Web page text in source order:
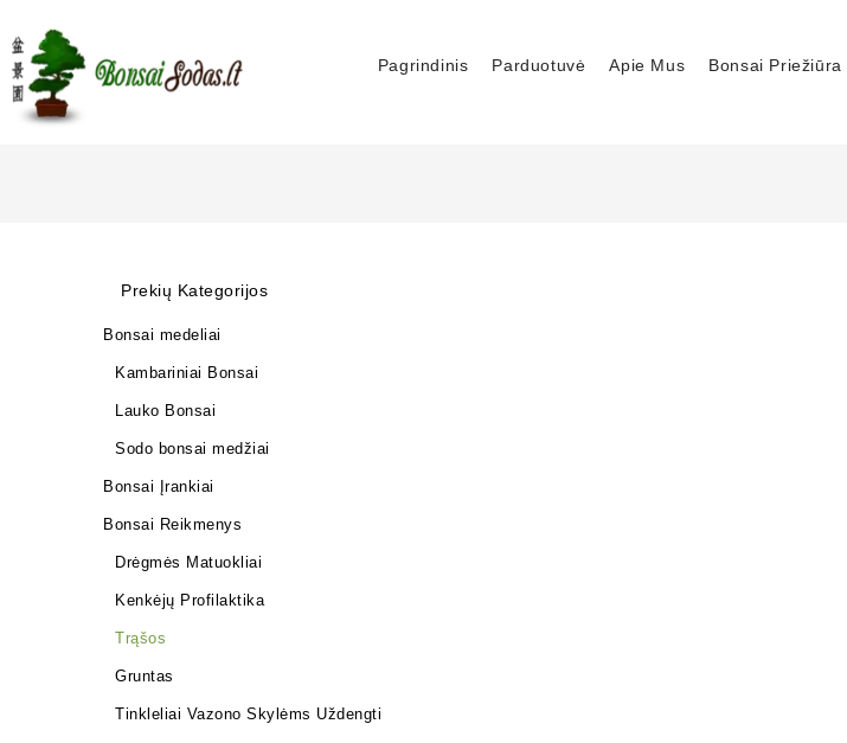
Pagrindinis Parduotuvė Apie Mus Bonsai Priežiūra
Prekių Kategorijos
Bonsai medeliai
Kambariniai Bonsai
Lauko Bonsai
Sodo bonsai medžiai
Bonsai Įrankiai
Bonsai Reikmenys
Drėgmės Matuokliai
Kenkėjų Profilaktika
Trąšos
Gruntas
Tinkleliai Vazono Skylėms Uždengti